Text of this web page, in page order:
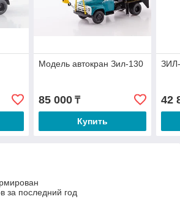
Модель автокран Зил-130
85 000₸
Купить
42
за последний год